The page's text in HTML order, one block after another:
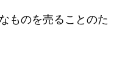
ものを売ることのた